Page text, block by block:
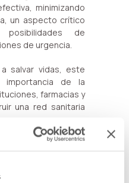
minimizando
un aspecto crítico
de
de urgencia.
salvar vidas, este
importancia de la
farmacias y
una red sanitaria